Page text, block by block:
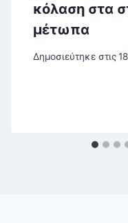
κόλαση στα
μέτωπα
Δημοσιεύτηκε στις